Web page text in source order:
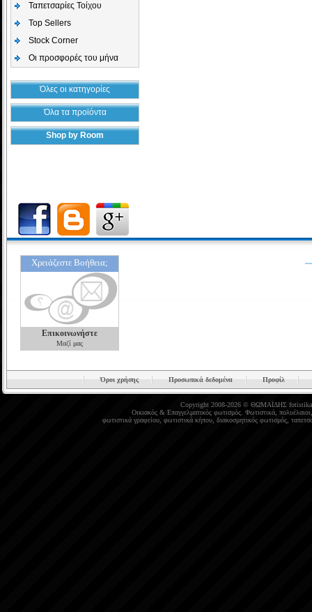
Ταπετσαρίες Τοίχου
Top Sellers
Stock Corner
Οι προσφορές του μήνα
Όλες οι κατηγορίες
Όλα τα προϊόντα
Shop by Room
Χρειάζεστε Βοήθεια;
Επικοινωνήστε
Μαζί μας
Όροι χρήσης Προσωπικά δεδομένα Προφίλ
Copyright 2008-2026 © ΘΩΜΑΪΔΗΣ
Οικιακός& Επαγγελματικός φωτισμός. Φωτιστικά, πολυέλαιοι
φωτιστικά γραφείου, φωτιστικά κήπου, διακοσμητικός φωτισμός,